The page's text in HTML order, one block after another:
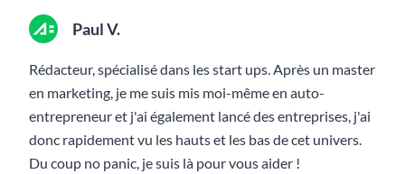
Paul V.
Rédacteur, spécialisé dans les start ups. Après un master
en marketing, je me suis mis moi-même en auto-
entrepreneur et j'ai également lancé des entreprises, j'ai
donc rapidement vu les hauts et les bas de cet univers.
Du coup no panic, je suis là pour vous aider !